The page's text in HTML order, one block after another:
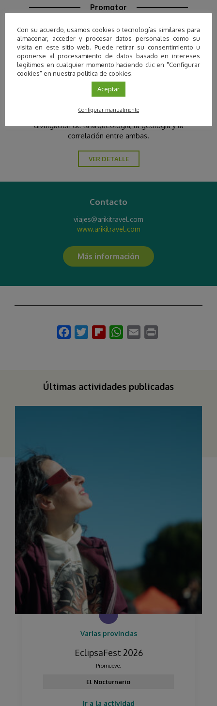
Promotor
Agencia de viajes destinada a la promoción y
divulgación de la arqueología, la geología y la
correlación entre ambas.
VER DETALLE
Contacto
viajes@arikitravel.com
www.arikitravel.com
Más información
Últimas actividades publicadas
Varias provincias
EclipsaFest 2026
Promueve:
El Nocturnario
Ir a la actividad
Con su acuerdo, usamos cookies o tecnologías similares para
almacenar, acceder y procesar datos personales como su
visita en este sitio web. Puede retirar su consentimiento u
oponerse al procesamiento de datos basado en intereses
legítimos en cualquier momento haciendo clic en "Configurar
cookies" en nuestra política de cookies.
Aceptar
Configurar manualmente